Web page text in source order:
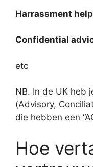
Harrassment
Confidential
etc
NB. In de UK heb
(Advisory,
die hebben een
Hoe